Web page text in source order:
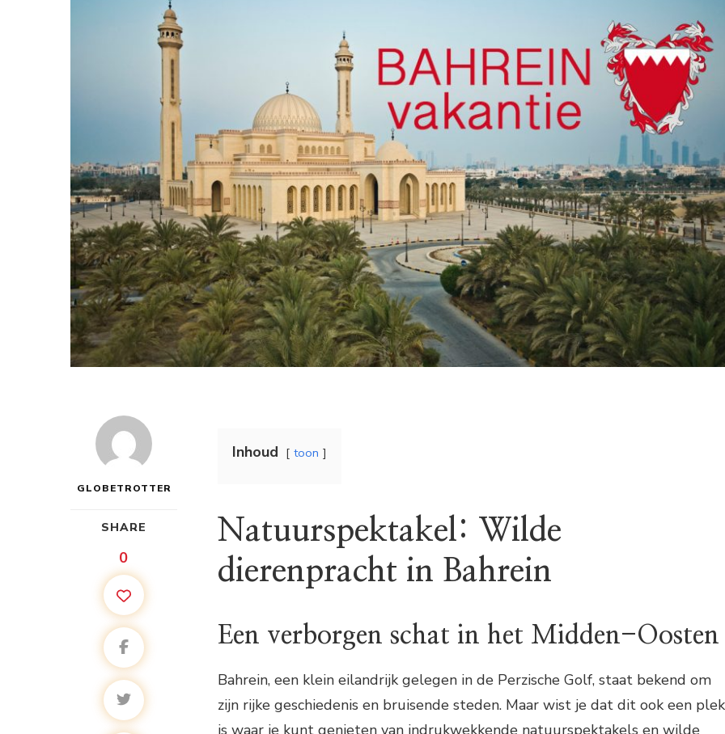
GLOBETROTTER
SHARE
0
Inhoud toon
Natuurspektakel: Wilde
dierenpracht in Bahrein
Een verborgen schat in het Midden-Oosten
Bahrein, een klein eilandrijk gelegen in de Perzische Golf, staat bekend om
zijn rijke geschiedenis en bruisende steden. Maar wist je dat dit ook een plek